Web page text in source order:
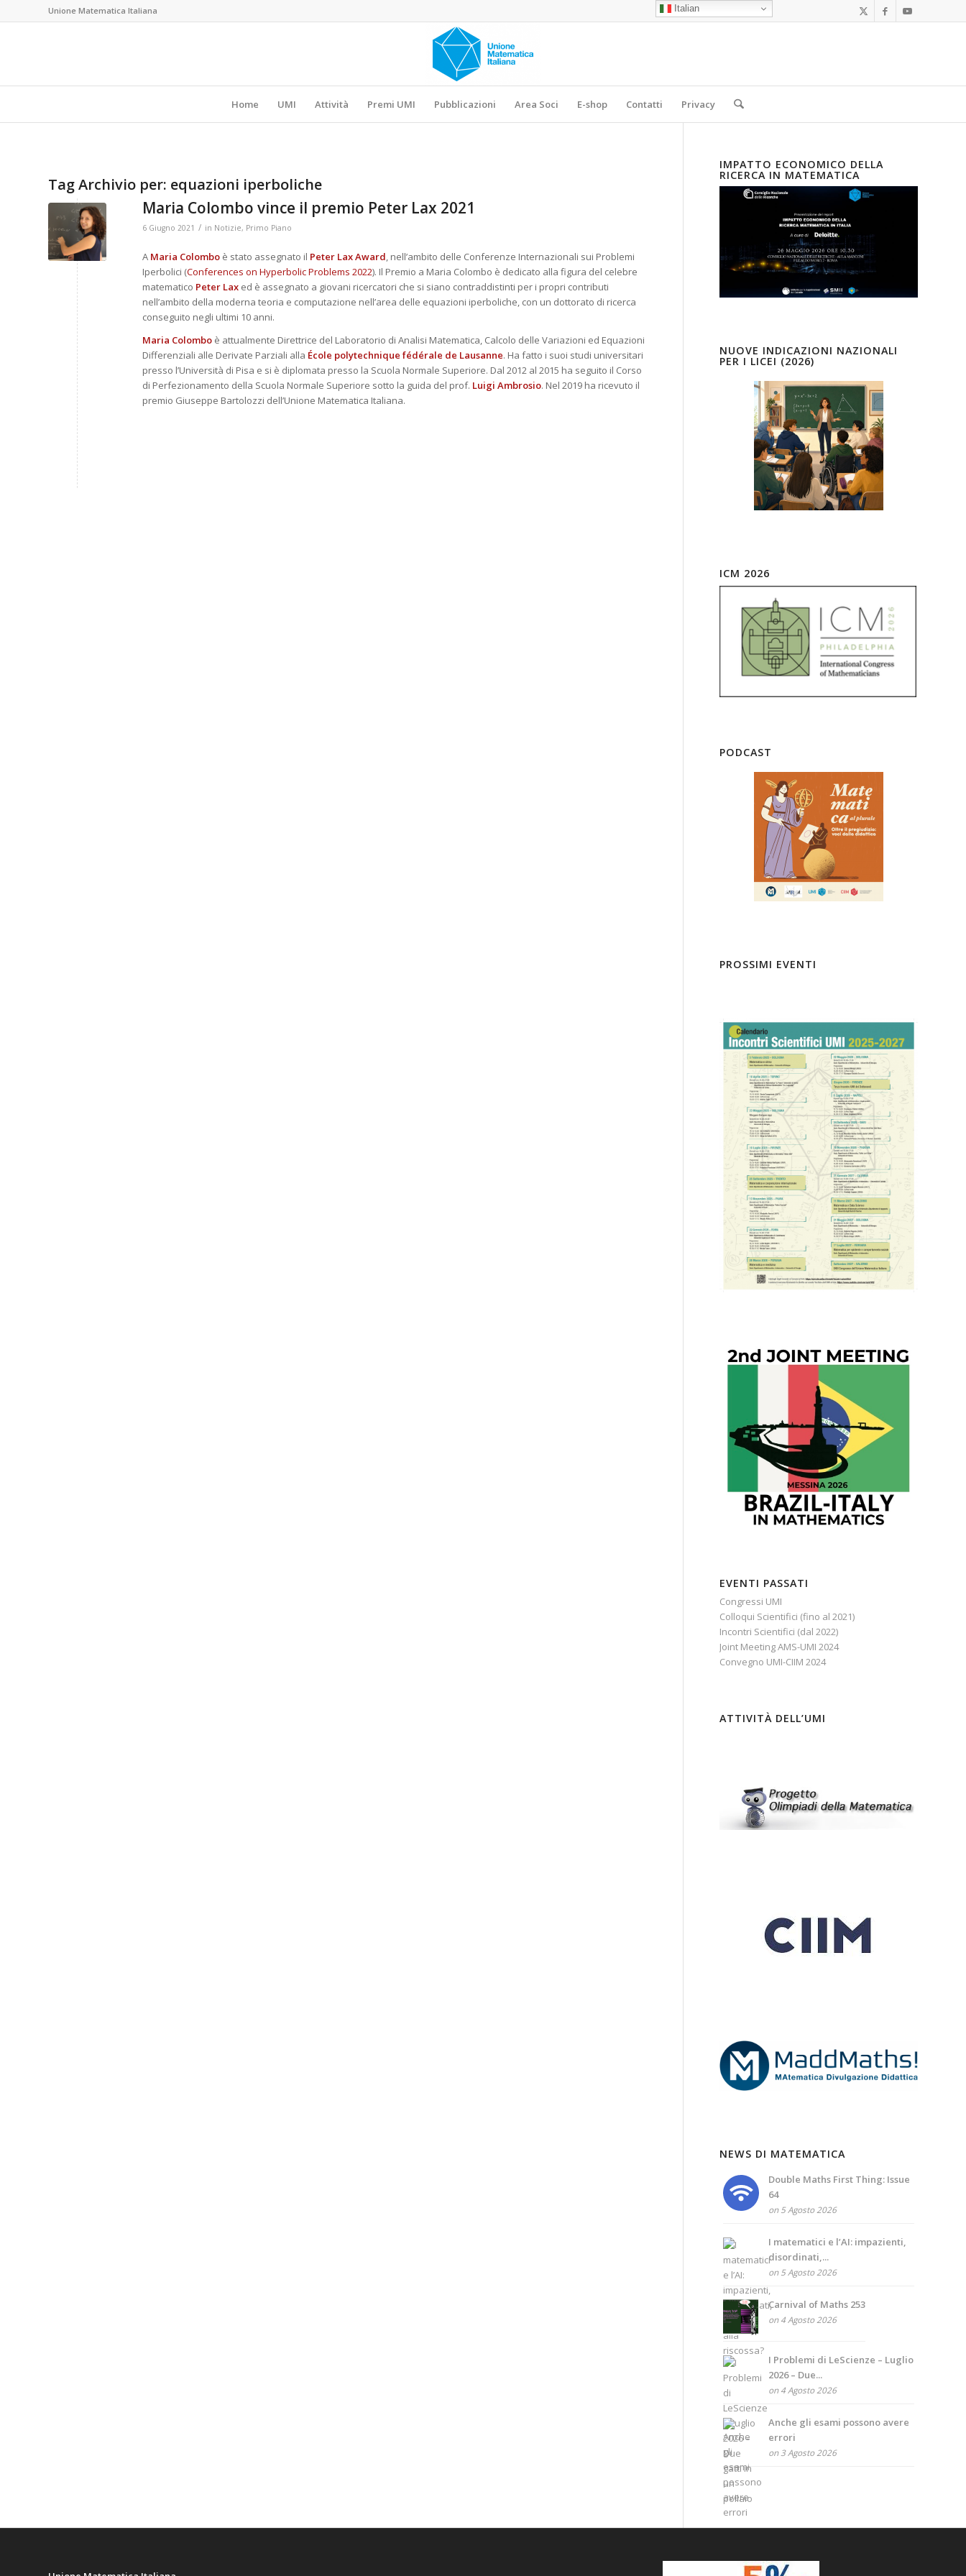
Unione Matematica Italiana
Home UMI Attività Premi UMI Pubblicazioni Area Soci E-shop Contatti Privacy
Tag Archivio per: equazioni iperboliche
Maria Colombo vince il premio Peter Lax 2021
6 Giugno 2021 / in Notizie, Primo Piano
A Maria Colombo è stato assegnato il Peter Lax Award, nell’ambito delle Conferenze Internazionali sui Problemi
Iperbolici (Conferences on Hyperbolic Problems 2022). Il Premio a Maria Colombo è dedicato alla figura del celebre
matematico Peter Lax ed è assegnato a giovani ricercatori che si siano contraddistinti per i propri contributi
nell’ambito della moderna teoria e computazione nell’area delle equazioni iperboliche, con un dottorato di ricerca
conseguito negli ultimi 10 anni.
Maria Colombo è attualmente Direttrice del Laboratorio di Analisi Matematica, Calcolo delle Variazioni ed Equazioni
Differenziali alle Derivate Parziali alla École polytechnique fédérale de Lausanne. Ha fatto i suoi studi universitari
presso l’Università di Pisa e si è diplomata presso la Scuola Normale Superiore. Dal 2012 al 2015 ha seguito il Corso
di Perfezionamento della Scuola Normale Superiore sotto la guida del prof. Luigi Ambrosio. Nel 2019 ha ricevuto il
premio Giuseppe Bartolozzi dell’Unione Matematica Italiana.
IMPATTO ECONOMICO DELLA
RICERCA IN MATEMATICA
NUOVE INDICAZIONI NAZIONALI
PER I LICEI (2026)
ICM 2026
PODCAST
PROSSIMI EVENTI
EVENTI PASSATI
Congressi UMI
Colloqui Scientifici (fino al 2021)
Incontri Scientifici (dal 2022)
Joint Meeting AMS-UMI 2024
Convegno UMI-CIIM 2024
ATTIVITÀ DELL’UMI
NEWS DI MATEMATICA
Double Maths First Thing: Issue
64
on 5 Agosto 2026
I matematici e l’AI: impazienti,
disordinati,...
on 5 Agosto 2026
Carnival of Maths 253
on 4 Agosto 2026
I Problemi di LeScienze – Luglio
2026 – Due...
on 4 Agosto 2026
Anche gli esami possono avere
errori
on 3 Agosto 2026
Italian